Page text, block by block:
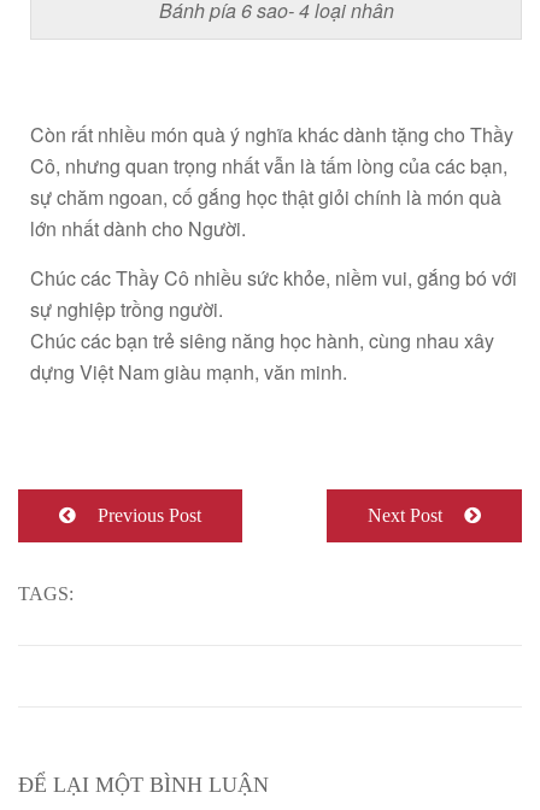
Bánh pía 6 sao- 4 loại nhân
Còn rất nhiều món quà ý nghĩa khác dành tặng cho Thầy
Cô, nhưng quan trọng nhất vẫn là tấm lòng của các bạn,
sự chăm ngoan, cố gắng học thật giỏi chính là món quà
lớn nhất dành cho Người.
Chúc các Thầy Cô nhiều sức khỏe, niềm vui, gắng bó với
sự nghiệp trồng người.
Chúc các bạn trẻ siêng năng học hành, cùng nhau xây
dựng Việt Nam giàu mạnh, văn minh.
Previous Post Next Post
TAGS:
ĐỂ LẠI MỘT BÌNH LUẬN